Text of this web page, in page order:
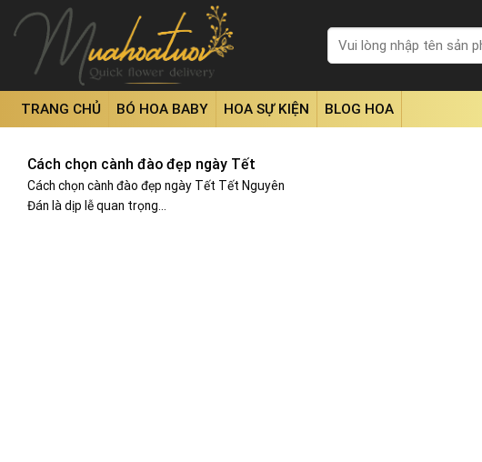
content
Tìm
kiếm:
TRANG CHỦ BÓ HOA BABY HOA SỰ KIỆN BLOG HOA
Cách chọn cành đào đẹp ngày Tết
Cách chọn cành đào đẹp ngày Tết Tết Nguyên
Đán là dịp lễ quan trọng...